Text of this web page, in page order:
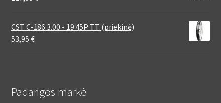
CST C-186 3.00 - 19 45P TT (priekinė)
53,95 €
Padangos markė